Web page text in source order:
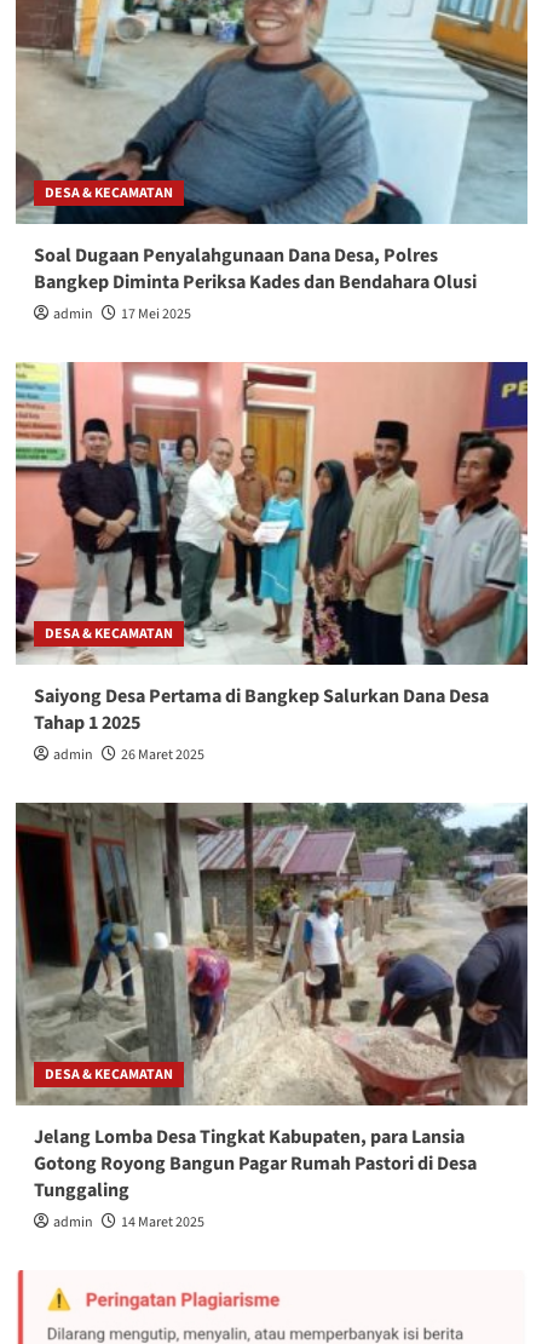
DESA & KECAMATAN
Soal Dugaan Penyalahgunaan Dana Desa, Polres
Bangkep Diminta Periksa Kades dan Bendahara Olusi
admin 17 Mei 2025
DESA & KECAMATAN
Saiyong Desa Pertama di Bangkep Salurkan Dana Desa
Tahap 1 2025
admin 26 Maret 2025
DESA & KECAMATAN
Jelang Lomba Desa Tingkat Kabupaten, para Lansia
Gotong Royong Bangun Pagar Rumah Pastori di Desa
Tunggaling
admin 14 Maret 2025